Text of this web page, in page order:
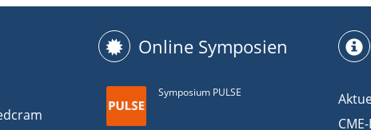
Online Symposien
Symposium PULSE